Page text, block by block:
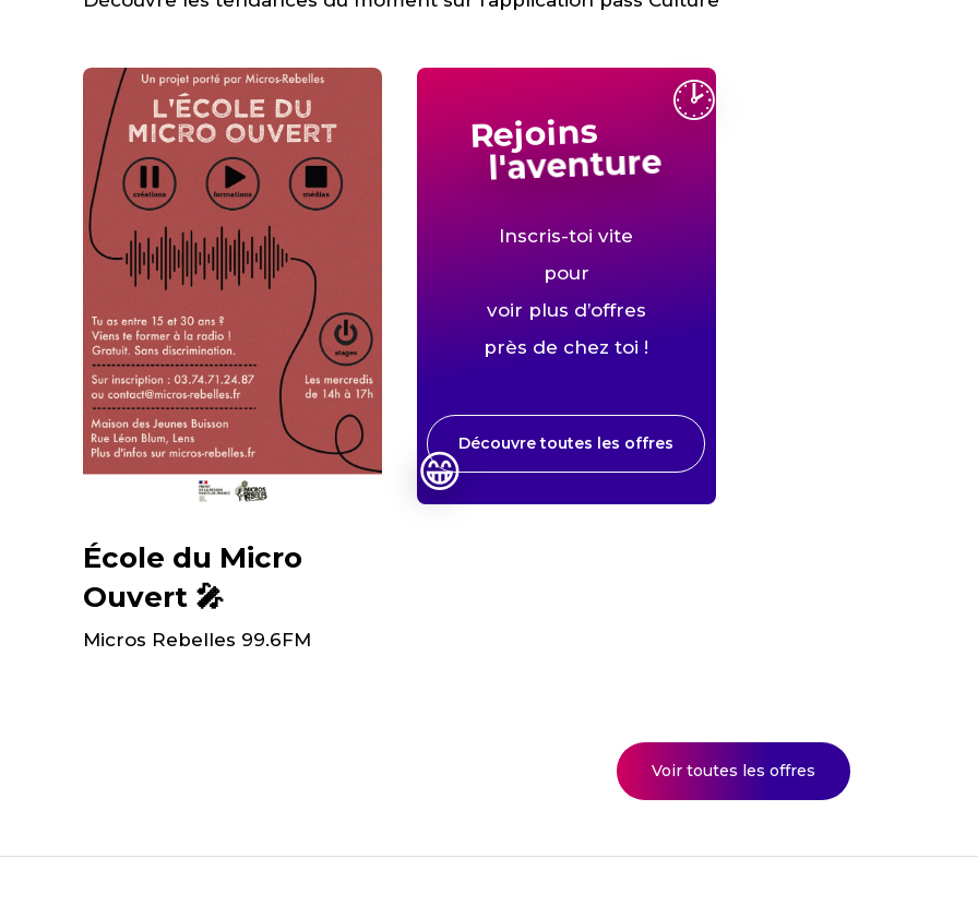
École du Micro
Ouvert 🎤
Micros Rebelles 99.6FM
🕑
😁
Rejoins
l'aventure
Inscris-toi vite
pour
voir plus d’offres
près de chez toi !
Découvre toutes les offres
Voir toutes les offres